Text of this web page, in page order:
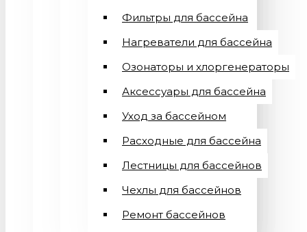
Фильтры для бассейна
Нагреватели для бассейна
Озонаторы и хлоргенераторы
Аксессуары для бассейна
Уход за бассейном
Расходные для бассейна
Лестницы для бассейнов
Чехлы для бассейнов
Ремонт бассейнов